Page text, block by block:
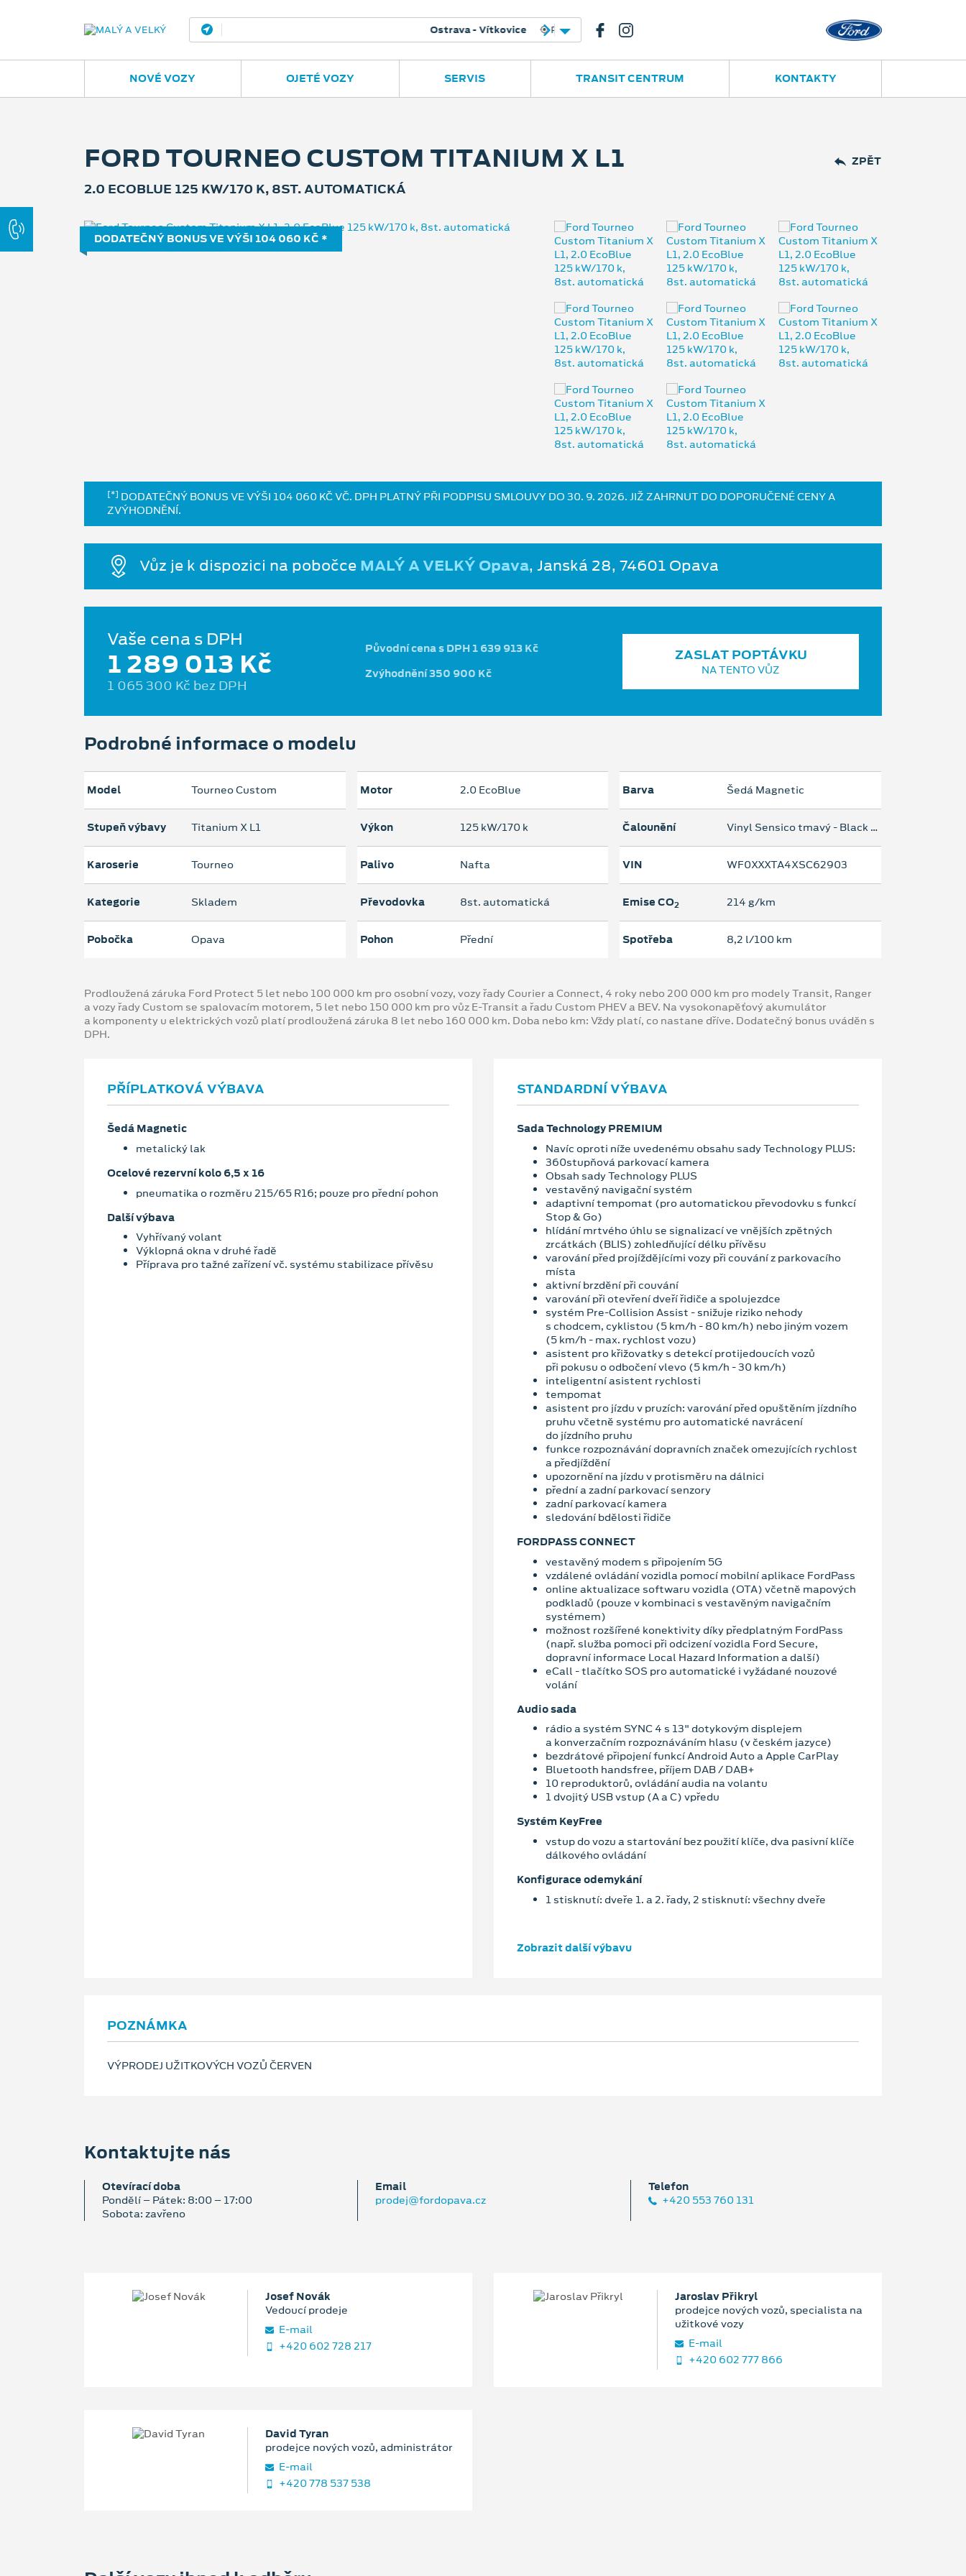
596 780 977 Opava
NOVÉ VOZY OJETÉ VOZY SERVIS TRANSIT CENTRUM KONTAKTY
ZPĚT
FORD TOURNEO CUSTOM TITANIUM X L1
2.0 ECOBLUE 125 KW/170 K, 8ST. AUTOMATICKÁ
DODATEČNÝ BONUS VE VÝŠI 104 060 KČ *
[*] DODATEČNÝ BONUS VE VÝŠI 104 060 KČ VČ. DPH PLATNÝ PŘI PODPISU SMLOUVY DO 30. 9. 2026. JIŽ ZAHRNUT DO DOPORUČENÉ CENY A
ZVÝHODNĚNÍ.
Vůz je k dispozici na pobočce MALÝ A VELKÝ Opava, Janská 28, 74601 Opava
Vaše cena s DPH
1 289 013 Kč
1 065 300 Kč bez DPH
Původní cena s DPH 1 639 913 Kč
Zvýhodnění 350 900 Kč
ZASLAT POPTÁVKU
NA TENTO VŮZ
Podrobné informace o modelu
Model Tourneo Custom
Stupeň výbavy Titanium X L1
Karoserie Tourneo
Kategorie Skladem
Pobočka Opava
Motor 2.0 EcoBlue
Výkon 125 kW/170 k
Palivo Nafta
Převodovka 8st. automatická
Pohon Přední
Barva Šedá Magnetic
Čalounění Vinyl Sensico tmavý - Black Onyx
VIN WF0XXXTA4XSC62903
Emise CO2 214 g/km
Spotřeba 8,2 l/100 km
Prodloužená záruka Ford Protect 5 let nebo 100 000 km pro osobní vozy, vozy řady Courier a Connect, 4 roky nebo 200 000 km pro modely Transit, Ranger
a vozy řady Custom se spalovacím motorem, 5 let nebo 150 000 km pro vůz E-Transit a řadu Custom PHEV a BEV. Na vysokonapěťový akumulátor
a komponenty u elektrických vozů platí prodloužená záruka 8 let nebo 160 000 km. Doba nebo km: Vždy platí, co nastane dříve. Dodatečný bonus uváděn s
DPH.
PŘÍPLATKOVÁ VÝBAVA
Šedá Magnetic
metalický lak
Ocelové rezervní kolo 6,5 x 16
pneumatika o rozměru 215/65 R16; pouze pro přední pohon
Další výbava
Vyhřívaný volant
Výklopná okna v druhé řadě
Příprava pro tažné zařízení vč. systému stabilizace přívěsu
STANDARDNÍ VÝBAVA
Sada Technology PREMIUM
Navíc oproti níže uvedenému obsahu sady Technology PLUS:
360stupňová parkovací kamera
Obsah sady Technology PLUS
vestavěný navigační systém
adaptivní tempomat (pro automatickou převodovku s funkcí
Stop & Go)
hlídání mrtvého úhlu se signalizací ve vnějších zpětných
zrcátkách (BLIS) zohledňující délku přívěsu
varování před projíždějícími vozy při couvání z parkovacího
místa
aktivní brzdění při couvání
varování při otevření dveří řidiče a spolujezdce
systém Pre-Collision Assist - snižuje riziko nehody
s chodcem, cyklistou (5 km/h - 80 km/h) nebo jiným vozem
(5 km/h - max. rychlost vozu)
asistent pro křižovatky s detekcí protijedoucích vozů
při pokusu o odbočení vlevo (5 km/h - 30 km/h)
inteligentní asistent rychlosti
tempomat
asistent pro jízdu v pruzích: varování před opuštěním jízdního
pruhu včetně systému pro automatické navrácení
do jízdního pruhu
funkce rozpoznávání dopravních značek omezujících rychlost
a předjíždění
upozornění na jízdu v protisměru na dálnici
přední a zadní parkovací senzory
zadní parkovací kamera
sledování bdělosti řidiče
FORDPASS CONNECT
vestavěný modem s připojením 5G
vzdálené ovládání vozidla pomocí mobilní aplikace FordPass
online aktualizace softwaru vozidla (OTA) včetně mapových
podkladů (pouze v kombinaci s vestavěným navigačním
systémem)
možnost rozšířené konektivity díky předplatným FordPass
(např. služba pomoci při odcizení vozidla Ford Secure,
dopravní informace Local Hazard Information a další)
eCall - tlačítko SOS pro automatické i vyžádané nouzové
volání
Audio sada
rádio a systém SYNC 4 s 13" dotykovým displejem
a konverzačním rozpoznáváním hlasu (v českém jazyce)
bezdrátové připojení funkcí Android Auto a Apple CarPlay
Bluetooth handsfree, příjem DAB / DAB+
10 reproduktorů, ovládání audia na volantu
1 dvojitý USB vstup (A a C) vpředu
Systém KeyFree
vstup do vozu a startování bez použití klíče, dva pasivní klíče
dálkového ovládání
Konfigurace odemykání
1 stisknutí: dveře 1. a 2. řady, 2 stisknutí: všechny dveře
Zobrazit další výbavu
POZNÁMKA
VÝPRODEJ UŽITKOVÝCH VOZŮ ČERVEN
Kontaktujte nás
Otevírací doba
Pondělí – Pátek: 8:00 – 17:00
Sobota: zavřeno
Email
prodej@fordopava.cz
Telefon
+420 553 760 131
Josef Novák
Vedoucí prodeje
E‑mail
+420 602 728 217
Jaroslav Přikryl
prodejce nových vozů, specialista na
užitkové vozy
E‑mail
+420 602 777 866
David Tyran
prodejce nových vozů, administrátor
E‑mail
+420 778 537 538